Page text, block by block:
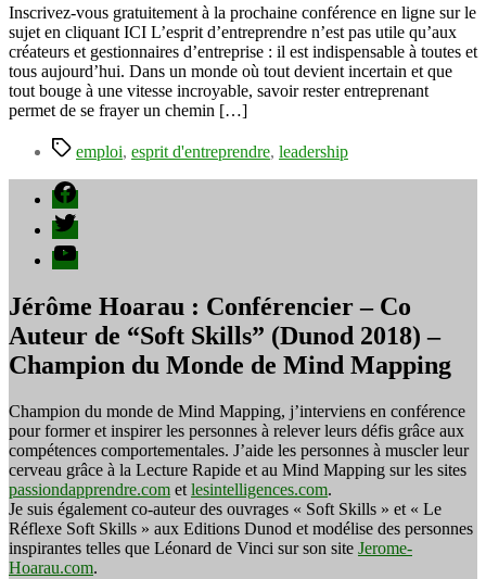
a
trouvé
l’emploi
de
ses
à
l’esprit
Inscrivez-vous gratuitement à la prochaine conférence en ligne sur le
sujet en cliquant ICI L’esprit d’entreprendre n’est pas utile qu’aux
créateurs et gestionnaires d’entreprise : il est indispensable à toutes et
tous aujourd’hui. Dans un monde où tout devient incertain et que
tout bouge à une vitesse incroyable, savoir rester entreprenant
permet de se frayer un chemin […]
Étiquettes
emploi, esprit d'entreprendre, leadership
Facebook
Twitter
YouTube
Jérôme Hoarau : Conférencier – Co
Auteur de “Soft Skills” (Dunod 2018) –
Champion du Monde de Mind Mapping
Champion du monde de Mind Mapping, j’interviens en conférence
pour former et inspirer les personnes à relever leurs défis grâce aux
compétences comportementales. J’aide les personnes à muscler leur
cerveau grâce à la Lecture Rapide et au Mind Mapping sur les sites
passiondapprendre.com et lesintelligences.com.
Je suis également co-auteur des ouvrages « Soft Skills » et « Le
Réflexe Soft Skills » aux Editions Dunod et modélise des personnes
inspirantes telles que Léonard de Vinci sur son site Jerome-
Hoarau.com.